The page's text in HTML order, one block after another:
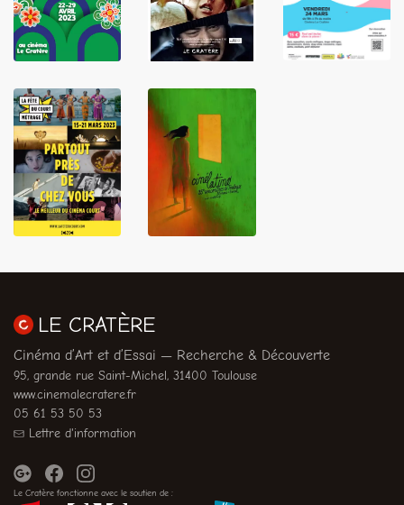
LIRE
LIRE
LIRE
LIRE
LIRE
LE CRATÈRE
Cinéma d’Art et d’Essai — Recherche & Découverte
95, grande rue Saint-Michel, 31400 Toulouse
www.cinemalecratere.fr
05 61 53 50 53
Lettre d'information
Le Cratère fonctionne avec le soutien de :